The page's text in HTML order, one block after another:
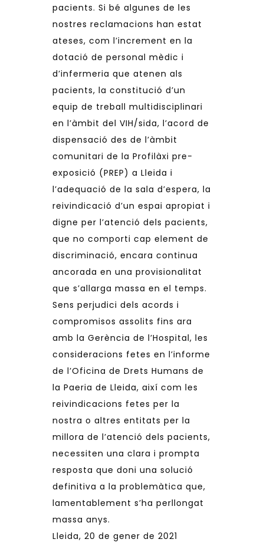
pacients. Si bé algunes de les
nostres reclamacions han estat
ateses, com l’increment en la
dotació de personal mèdic i
d’infermeria que atenen als
pacients, la constitució d’un
equip de treball multidisciplinari
en l’àmbit del VIH/sida, l’acord de
dispensació des de l’àmbit
comunitari de la Profilàxi pre-
exposició (PREP) a Lleida i
l’adequació de la sala d’espera, la
reivindicació d’un espai apropiat i
digne per l’atenció dels pacients,
que no comporti cap element de
discriminació, encara continua
ancorada en una provisionalitat
que s’allarga massa en el temps.
Sens perjudici dels acords i
compromisos assolits fins ara
amb la Gerència de l’Hospital, les
consideracions fetes en l’informe
de l’Oficina de Drets Humans de
la Paeria de Lleida, així com les
reivindicacions fetes per la
nostra o altres entitats per la
millora de l’atenció dels pacients,
necessiten una clara i prompta
resposta que doni una solució
definitiva a la problemàtica que,
lamentablement s’ha perllongat
massa anys.
Lleida, 20 de gener de 2021